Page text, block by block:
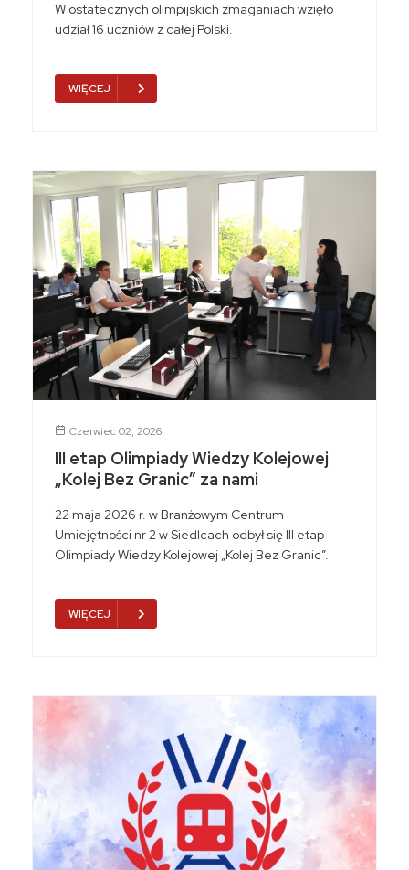
W ostatecznych olimpijskich zmaganiach wzięło
udział 16 uczniów z całej Polski.
WIĘCEJ
Czerwiec 02, 2026
III etap Olimpiady Wiedzy Kolejowej
„Kolej Bez Granic” za nami
22 maja 2026 r. w Branżowym Centrum
Umiejętności nr 2 w Siedlcach odbył się III etap
Olimpiady Wiedzy Kolejowej „Kolej Bez Granic”.
WIĘCEJ